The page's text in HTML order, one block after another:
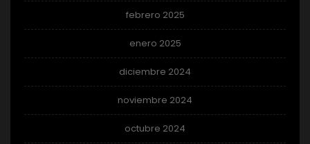
febrero 2025
enero 2025
diciembre 2024
noviembre 2024
octubre 2024